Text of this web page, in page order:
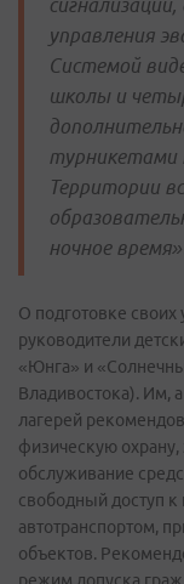
управления
Системой
школы и
турникетами
Территории
ночное
О подготовке своих
руководители
«Юнга» и
Владивостока). Им,
лагерей
физическую охрану,
обслуживание
свободный доступ к
автотранспортом,
объектов.